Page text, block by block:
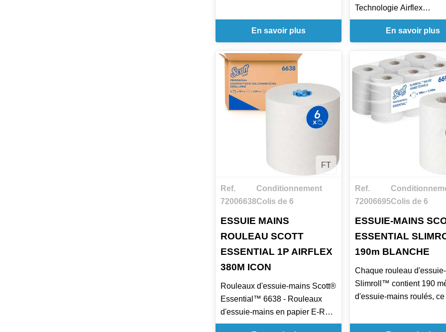
En savoir plus
Technologie Airflex
Ecolabel
15.00 cm / 4.4 cm
En savoir plus
FT
Ref.
72006638
Conditionnement
Colis de 6
ESSUIE MAINS
ROULEAU SCOTT
ESSENTIAL 1P AIRFLEX
380M ICON
Rouleaux d'essuie-mains Scott®
Essential™ 6638 - Rouleaux
d'essuie-mains en papier E-Roll
grand format - 6 x rouleaux de
Ref.
72006695Colis de 6
ESSUIE-MAINS
ESSENTIAL
190m BLANCHE
Chaque rouleau
Slimroll™ contient 190
d'essuie-mains roulés, ce
mains en papier